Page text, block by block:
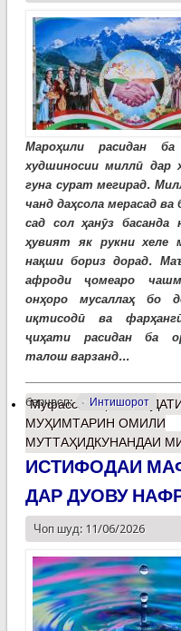
Мароҳили расидан
худшиносии миллӣ дар
гуна сурат мегирад.
чанд даҳсола мерасад ва
сад сол ҳанӯз басанда
ҳувият як рукни хеле
нақши бориз дорад.
афроди ҷомеаро
онҳоро мусаллаҳ бо
иқтисодӣ ва
ҷиҳати расидан ба
талош варзанд...
барчасп: Интишорот
Муфассалтаро
МУҲИМТАРИН ОМИЛИ
МУТТАҲИДКУНАНДАИ
ИСТИФОДАИ
ДАР ДУОВУ
Чоп шуд: 11/06/2026